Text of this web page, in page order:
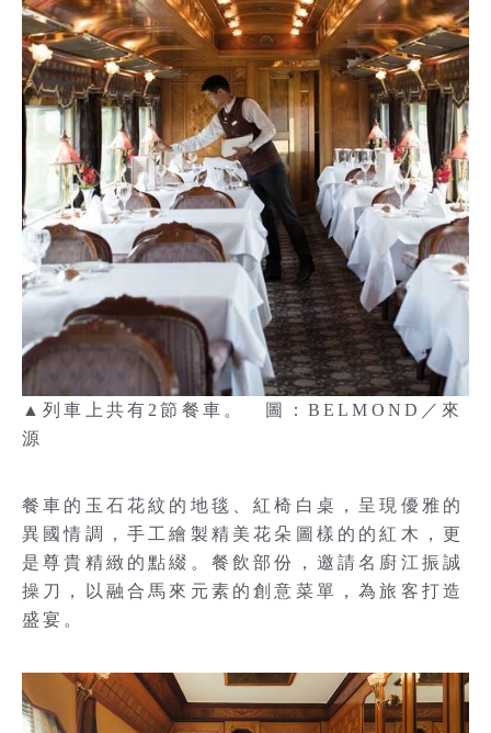
▲列車上共有2節餐車。 圖：BELMOND／來
源
餐車的玉石花紋的地毯、紅椅白桌，呈現優雅的
異國情調，手工繪製精美花朵圖樣的的紅木，更
是尊貴精緻的點綴。餐飲部份，邀請名廚江振誠
操刀，以融合馬來元素的創意菜單，為旅客打造
盛宴。